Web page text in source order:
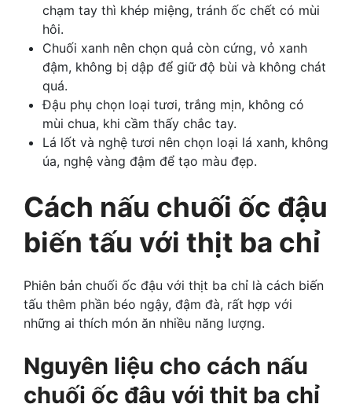
chạm tay thì khép miệng, tránh ốc chết có mùi
hôi.
Chuối xanh nên chọn quả còn cứng, vỏ xanh
đậm, không bị dập để giữ độ bùi và không chát
quá.
Đậu phụ chọn loại tươi, trắng mịn, không có
mùi chua, khi cầm thấy chắc tay.
Lá lốt và nghệ tươi nên chọn loại lá xanh, không
úa, nghệ vàng đậm để tạo màu đẹp.
Cách nấu chuối ốc đậu
biến tấu với thịt ba chỉ
Phiên bản chuối ốc đậu với thịt ba chỉ là cách biến
tấu thêm phần béo ngậy, đậm đà, rất hợp với
những ai thích món ăn nhiều năng lượng.
Nguyên liệu cho cách nấu
chuối ốc đậu với thịt ba chỉ